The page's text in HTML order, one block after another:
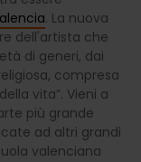
. La nuova
dell'artista che
di generi, dai
compresa
vita”. Vieni a
più grande
ad altri grandi
valenciana